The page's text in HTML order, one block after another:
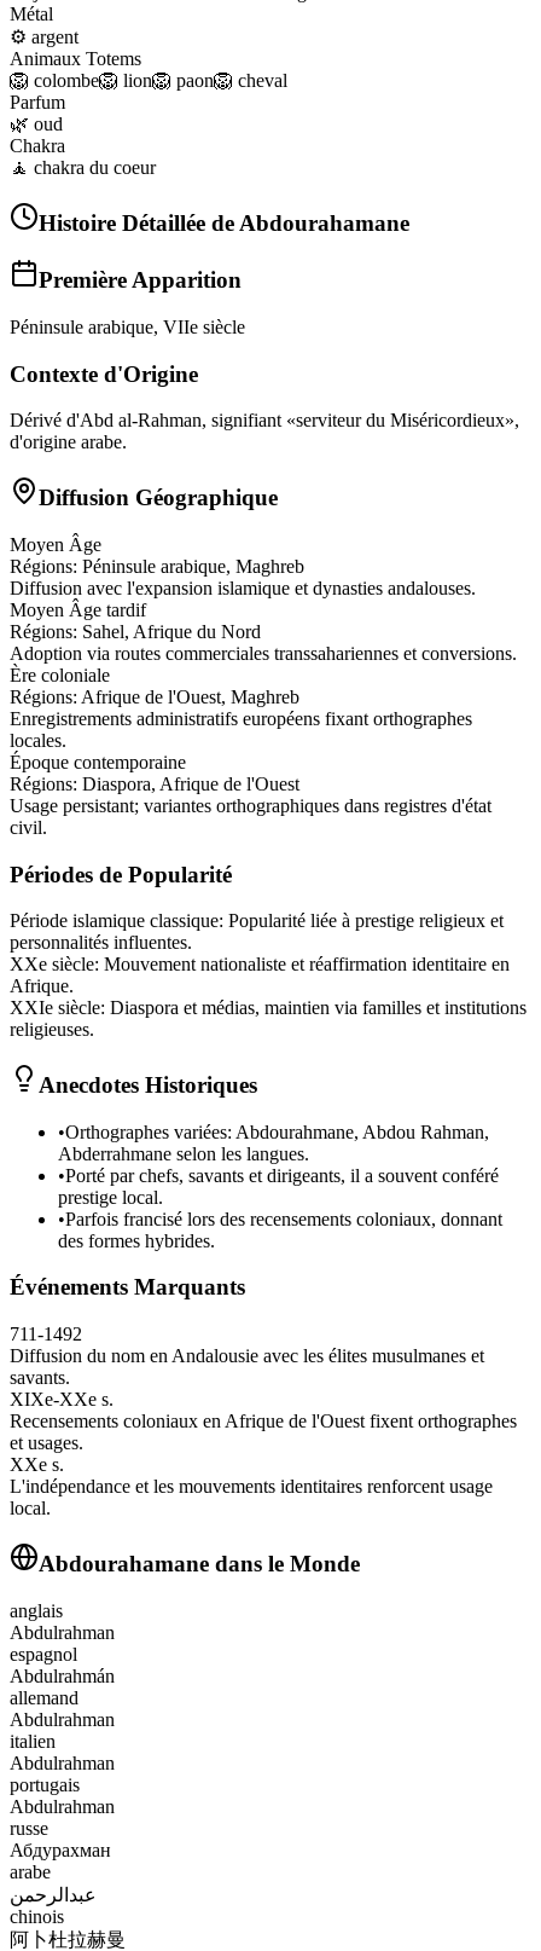
Métal
⚙️ argent
Animaux Totems
🦁 colombe🦁 lion🦁 paon🦁 cheval
Parfum
🌿 oud
Chakra
🧘 chakra du coeur
Histoire Détaillée de Abdourahamane
Première Apparition
Péninsule arabique, VIIe siècle
Contexte d'Origine
Dérivé d'Abd al-Rahman, signifiant «serviteur du Miséricordieux»,
d'origine arabe.
Diffusion Géographique
Moyen Âge
Régions: Péninsule arabique, Maghreb
Diffusion avec l'expansion islamique et dynasties andalouses.
Moyen Âge tardif
Régions: Sahel, Afrique du Nord
Adoption via routes commerciales transsahariennes et conversions.
Ère coloniale
Régions: Afrique de l'Ouest, Maghreb
Enregistrements administratifs européens fixant orthographes
locales.
Époque contemporaine
Régions: Diaspora, Afrique de l'Ouest
Usage persistant; variantes orthographiques dans registres d'état
civil.
Périodes de Popularité
Période islamique classique: Popularité liée à prestige religieux et
personnalités influentes.
XXe siècle: Mouvement nationaliste et réaffirmation identitaire en
Afrique.
XXIe siècle: Diaspora et médias, maintien via familles et institutions
religieuses.
Anecdotes Historiques
•Orthographes variées: Abdourahmane, Abdou Rahman,
Abderrahmane selon les langues.
•Porté par chefs, savants et dirigeants, il a souvent conféré
prestige local.
•Parfois francisé lors des recensements coloniaux, donnant
des formes hybrides.
Événements Marquants
711-1492
Diffusion du nom en Andalousie avec les élites musulmanes et
savants.
XIXe-XXe s.
Recensements coloniaux en Afrique de l'Ouest fixent orthographes
et usages.
XXe s.
L'indépendance et les mouvements identitaires renforcent usage
local.
Abdourahamane dans le Monde
anglais
Abdulrahman
espagnol
Abdulrahmán
allemand
Abdulrahman
italien
Abdulrahman
portugais
Abdulrahman
russe
Абдурахман
arabe
عبدالرحمن
chinois
阿卜杜拉赫曼